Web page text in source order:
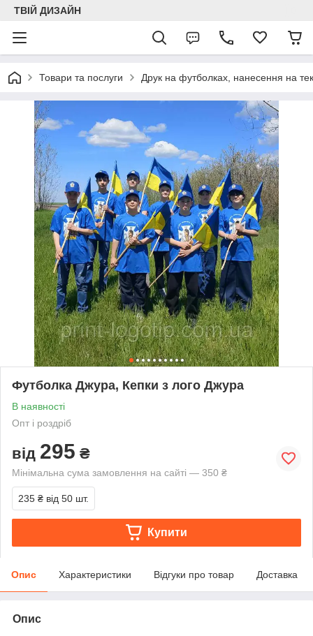
ТВІЙ ДИЗАЙН
Товари та послуги Друк на футболках, нанесення на
Футболка Джура, Кепки з лого Джура
В наявності
Опт і роздріб
від 295 ₴
Мінімальна сума замовлення на сайті — 350 ₴
235 ₴ від 50 шт.
Купити
Опис Характеристики Відгуки про товар Доставка
Опис